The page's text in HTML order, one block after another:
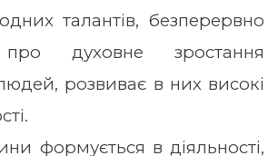
талантів, безперервно
про духовне зростання
розвиває в них високі
формується в діяльності,